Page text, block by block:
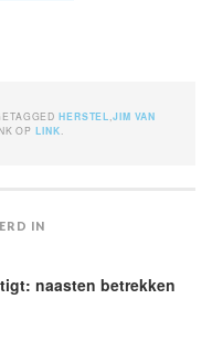
HERSTEL ,JIM VAN
OPLINK
IN
naasten betrekken